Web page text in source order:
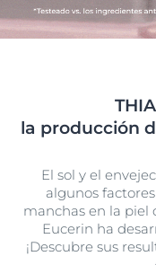
la producción
El sol y el
algunos
manchas en la piel
Eucerin ha
¡Descubre sus